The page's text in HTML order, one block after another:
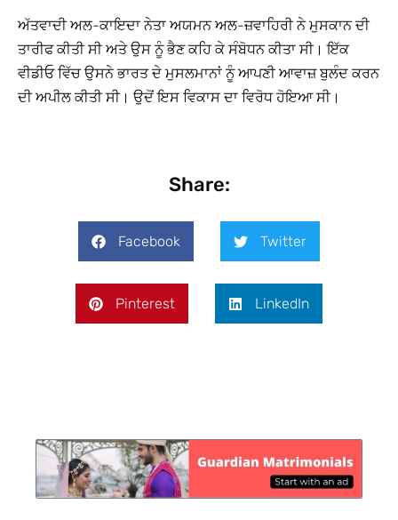
ਅੱਤਵਾਦੀ ਅਲ-ਕਾਇਦਾ ਨੇਤਾ ਅਯਮਨ ਅਲ-ਜ਼ਵਾਹਿਰੀ ਨੇ ਮੁਸਕਾਨ ਦੀ
ਤਾਰੀਫ ਕੀਤੀ ਸੀ ਅਤੇ ਉਸ ਨੂੰ ਭੈਣ ਕਹਿ ਕੇ ਸੰਬੋਧਨ ਕੀਤਾ ਸੀ। ਇੱਕ
ਵੀਡੀਓ ਵਿੱਚ ਉਸਨੇ ਭਾਰਤ ਦੇ ਮੁਸਲਮਾਨਾਂ ਨੂੰ ਆਪਣੀ ਆਵਾਜ਼ ਬੁਲੰਦ ਕਰਨ
ਦੀ ਅਪੀਲ ਕੀਤੀ ਸੀ। ਉਦੋਂ ਇਸ ਵਿਕਾਸ ਦਾ ਵਿਰੋਧ ਹੋਇਆ ਸੀ।
Share:
Facebook Twitter
Pinterest LinkedIn